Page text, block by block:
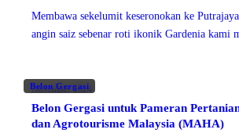
Membawa sekelumit keseronokan ke
angin saiz sebenar roti ikonik Gardenia kami
Belon Gergasi
November 2024
Belon Gergasi untuk Pameran
dan Agrotourisme Malaysia (MAHA)